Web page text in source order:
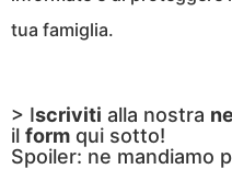
tua famiglia.
> Iscriviti alla nostra
il form qui sotto!
Spoiler: ne mandiamo